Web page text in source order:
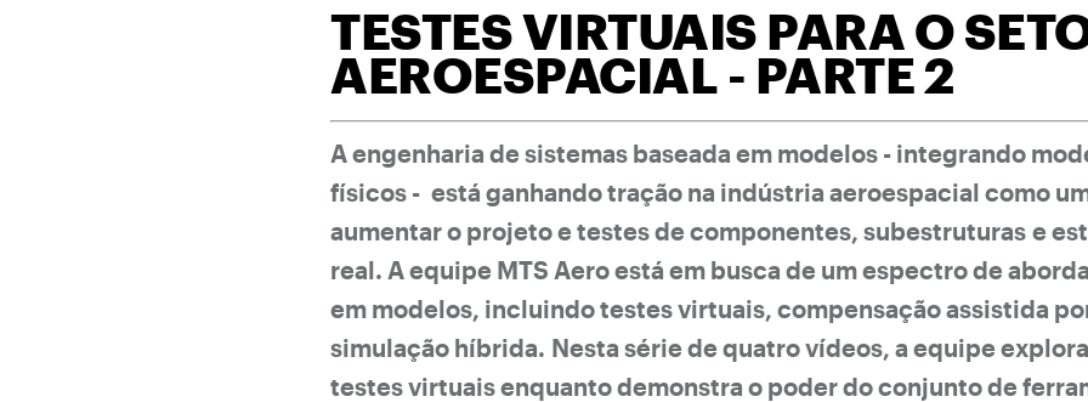
TESTES VIRTUAIS PARA O
AEROESPACIAL - PARTE 2
A engenharia de sistemas baseada em modelos - integrando
físicos - está ganhando tração na indústria aeroespacial como
aumentar o projeto e testes de componentes, subestruturas e
real. A equipe MTS Aero está em busca de um espectro de
em modelos, incluindo testes virtuais, compensação assistida
simulação híbrida. Nesta série de quatro vídeos, a equipe
testes virtuais enquanto demonstra o poder do conjunto de